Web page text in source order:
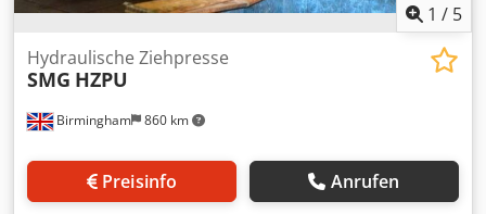
1 / 5
Birmingham 860 km
Hydraulische Ziehpresse
SMG HZPU
Preisinfo Anrufen